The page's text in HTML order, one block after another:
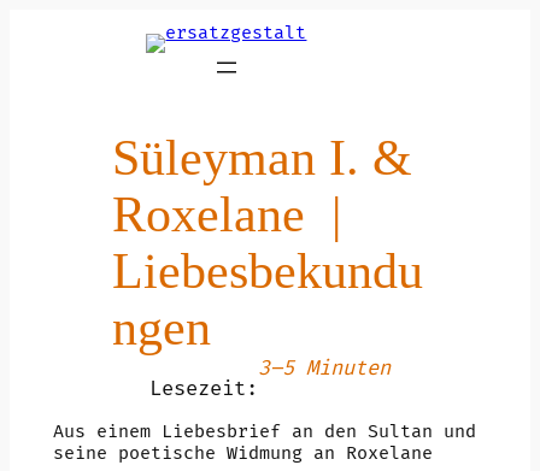
Süleyman I. &
Roxelane |
Liebesbekundu
ngen
Lesezeit:
3–5 Minuten
Aus einem Liebesbrief an den Sultan und
seine poetische Widmung an Roxelane